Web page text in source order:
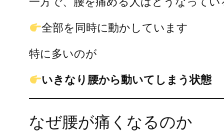
全部を同時に動かしています
特に多いのが
いきなり腰から動いてしまう状態
なぜ腰が痛くなるのか